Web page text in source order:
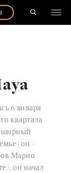
6 января
квартала
(он -
Марио
он начал